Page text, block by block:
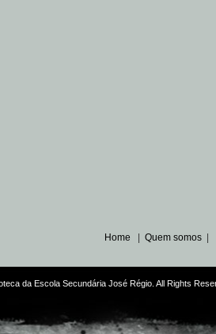
Home Quem somos
da Escola Secundária José Régio. All Rights